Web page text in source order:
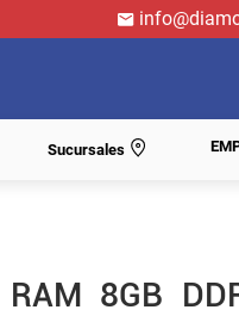
Sucursales
8GB